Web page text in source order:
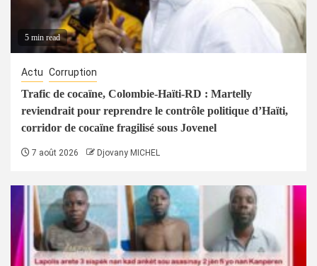
5 min read
Actu Corruption
Trafic de cocaïne, Colombie-Haïti-RD : Martelly
reviendrait pour reprendre le contrôle politique d’Haïti,
corridor de cocaïne fragilisé sous Jovenel
7 août 2026 Djovany MICHEL